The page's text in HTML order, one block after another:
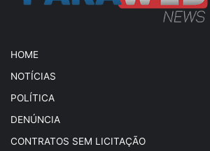
HOME
NOTÍCIAS
POLÍTICA
DENÚNCIA
CONTRATOS SEM LICITAÇÃO